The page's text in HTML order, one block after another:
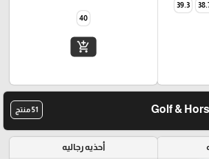
39.3
40
add_shopping_cart
51 منتج
أحذيه رجاليه